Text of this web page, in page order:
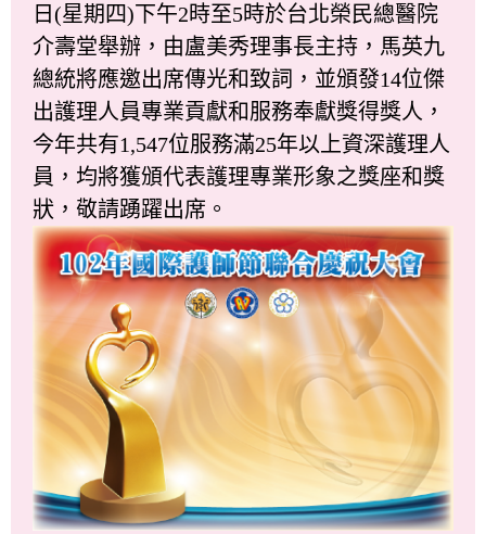
日(星期四)下午2時至5時於台北榮民總醫院
介壽堂舉辦，由盧美秀理事長主持，馬英九
總統將應邀出席傳光和致詞，並頒發14位傑
出護理人員專業貢獻和服務奉獻獎得獎人，
今年共有1,547位服務滿25年以上資深護理人
員，均將獲頒代表護理專業形象之獎座和獎
狀，敬請踴躍出席。